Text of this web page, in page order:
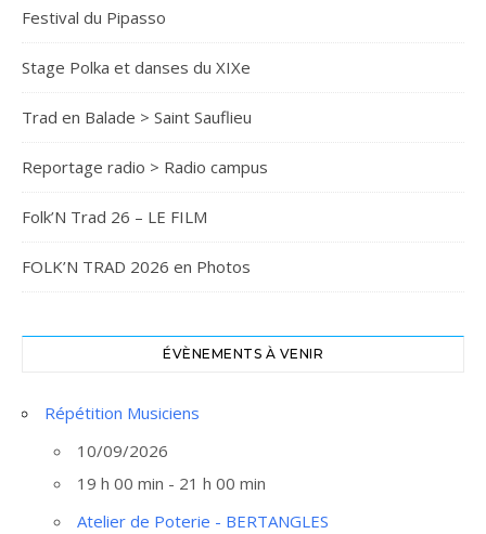
Festival du Pipasso
Stage Polka et danses du XIXe
Trad en Balade > Saint Sauflieu
Reportage radio > Radio campus
Folk’N Trad 26 – LE FILM
FOLK’N TRAD 2026 en Photos
ÉVÈNEMENTS À VENIR
Répétition Musiciens
10/09/2026
19 h 00 min - 21 h 00 min
Atelier de Poterie - BERTANGLES